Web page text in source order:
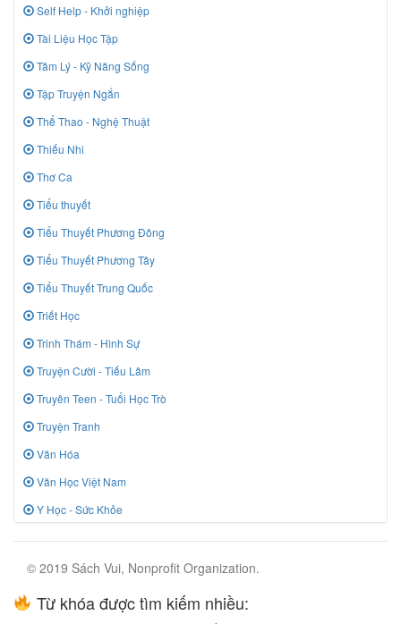
Self Help - Khởi nghiệp
Tài Liệu Học Tập
Tâm Lý - Kỹ Năng Sống
Tập Truyện Ngắn
Thể Thao - Nghệ Thuật
Thiếu Nhi
Thơ Ca
Tiểu thuyết
Tiểu Thuyết Phương Đông
Tiểu Thuyết Phương Tây
Tiểu Thuyết Trung Quốc
Triết Học
Trinh Thám - Hình Sự
Truyện Cười - Tiếu Lâm
Truyên Teen - Tuổi Học Trò
Truyện Tranh
Văn Hóa
Văn Học Việt Nam
Y Học - Sức Khỏe
© 2019 Sách Vui, Nonprofit Organization.
Từ khóa được tìm kiếm nhiều: